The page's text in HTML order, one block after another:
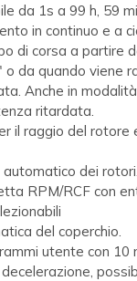
da 1s a 99 h, 59
in continuo e a
di corsa a partire
da quando viene
Anche in
ritardata.
il raggio del rotore
automatico dei rotori.
RPM/RCF con
del coperchio.
utente con 10